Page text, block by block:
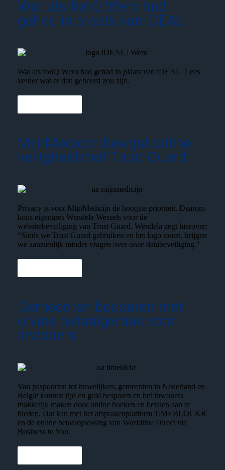
Wat als fonQ Wero had
gehad in plaats van iDEAL
Wat als fonQ Wero had gehad in plaats van iDEAL. Lees
verder wat er dan gebeurd zou zijn.
MijnMedicijn bewijst online
veiligheid met Trust Guard
Privacy is voor MijnMedicijn de hoogste prioriteit. Daarom
koos eigenares Wendela Wessels voor de
websitebeveiliging van Trust Guard. Wendela zegt hierover:
“Sinds we Trust Guard gebruiken en het logo tonen, krijgen
we aanzienlijk minder vragen over onze databeveiliging."
Gemeenten besparen met
online betaalgemak voor
inwoners
Van paspoorten tot huwelijken; gemeenten in Nederland en
België kunnen tijd en geld besparen en het inwoners
makkelijk maken door online boeken en betalen aan te
bieden. Dat kan met het afsprakenplatform T:MEBLOCKR
en de online betaaloplossing van Worldline Direct via
Business to You.